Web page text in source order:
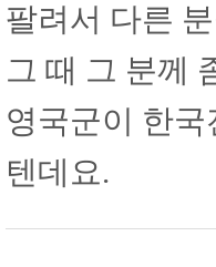
팔려서 다른
그 때 그 분께
영국군이 한
텐데요.